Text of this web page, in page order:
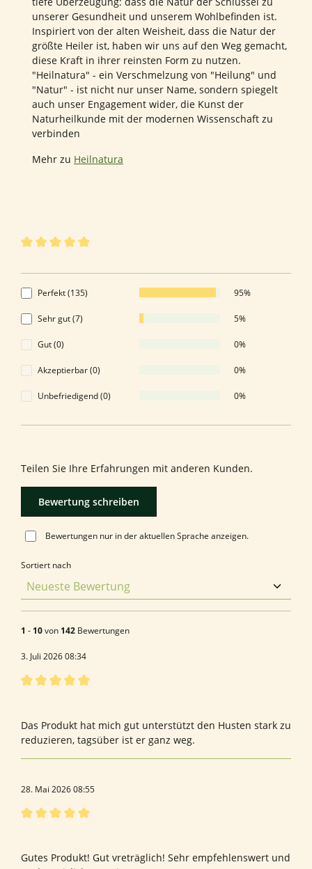
unserer Gesundheit und unserem Wohlbefinden ist.
Inspiriert von der alten Weisheit, dass die Natur der
größte Heiler ist, haben wir uns auf den Weg gemacht,
diese Kraft in ihrer reinsten Form zu nutzen.
"Heilnatura" - ein Verschmelzung von "Heilung" und
"Natur" - ist nicht nur unser Name, sondern spiegelt
auch unser Engagement wider, die Kunst der
Naturheilkunde mit der modernen Wissenschaft zu
verbinden
Mehr zu Heilnatura
Perfekt (135) 95%
Sehr gut (7) 5%
Gut (0) 0%
Akzeptierbar (0) 0%
Unbefriedigend (0) 0%
Teilen Sie Ihre Erfahrungen mit anderen Kunden.
Bewertung schreiben
Bewertungen nur in der aktuellen Sprache anzeigen.
Sortiert nach
1 - 10von 142 Bewertungen
3. Juli 2026 08:34
Das Produkt hat mich gut unterstützt den Husten stark zu
reduzieren, tagsüber ist er ganz weg.
28. Mai 2026 08:55
Gutes Produkt! Gut vreträglich! Sehr empfehlenswert und